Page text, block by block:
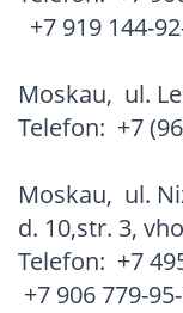
+7 919 144-
Moskau, ul.
Telefon: +7
Moskau, ul.
d. 10,str. 3,
Telefon: +7
+7 906 779-